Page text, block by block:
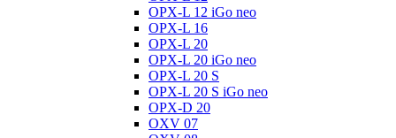
OPX-L 12 iGo neo
OPX-L 16
OPX-L 20
OPX-L 20 iGo neo
OPX-L 20 S
OPX-L 20 S iGo neo
OPX-D 20
OXV 07